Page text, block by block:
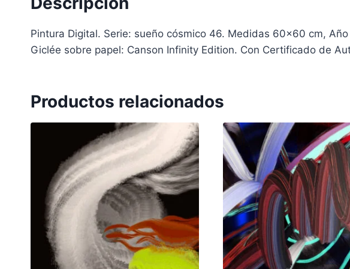
Pintura Digital. Serie: sueño cósmico 46. Medidas 60×60 cm,
Giclée sobre papel: Canson Infinity Edition. Con Certificado de
Productos relacionados